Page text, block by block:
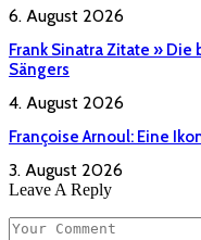
6. August 2026
Frank Sinatra Zitate »
Sängers
4. August 2026
Françoise Arnoul: Eine
3. August 2026
Leave A Reply